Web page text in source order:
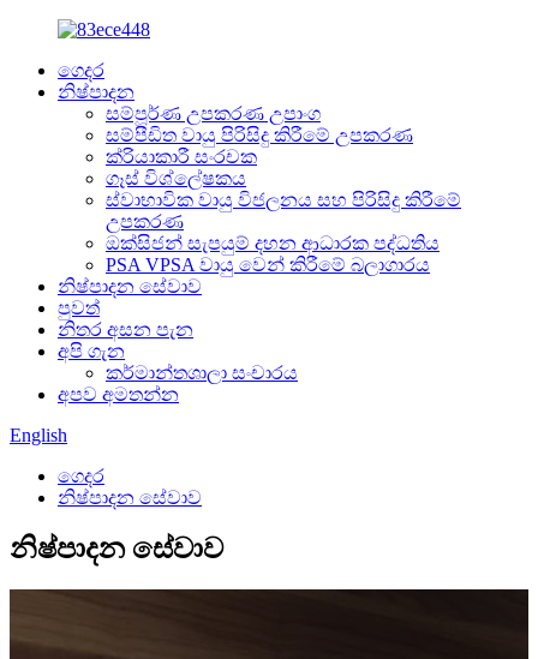
ගෙදර
නිෂ්පාදන
සම්පූර්ණ උපකරණ උපාංග
සම්පීඩිත වායු පිරිසිදු කිරීමේ උපකරණ
ක්රියාකාරී සංරචක
ගෑස් විශ්ලේෂකය
ස්වාභාවික වායු විජලනය සහ පිරිසිදු කිරීමේ
උපකරණ
ඔක්සිජන් සැපයුම් දහන ආධාරක පද්ධතිය
PSA VPSA වායු වෙන් කිරීමේ බලාගාරය
නිෂ්පාදන සේවාව
පුවත්
නිතර අසන පැන
අපි ගැන
කර්මාන්තශාලා සංචාරය
අපව අමතන්න
English
ගෙදර
නිෂ්පාදන සේවාව
නිෂ්පාදන සේවාව